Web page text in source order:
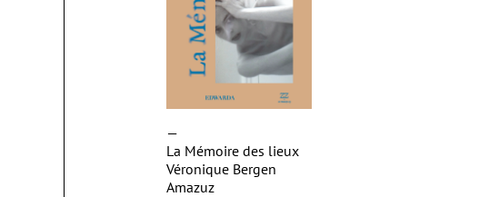
—
La Mémoire des lieux
Véronique Bergen
Amazuz